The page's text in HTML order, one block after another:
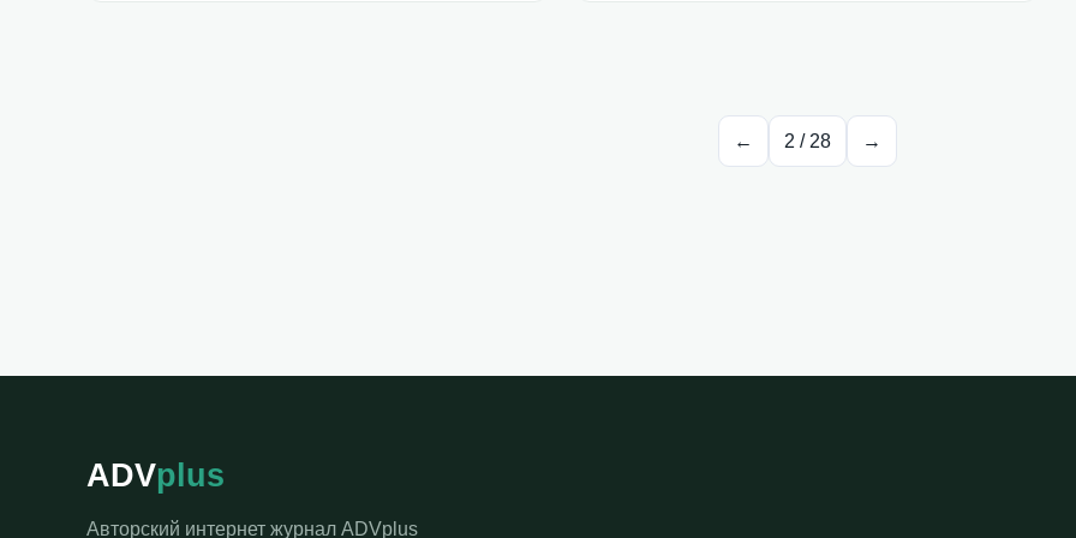
← 2 / 28 →
ADVplus
Авторский интернет журнал ADVplus